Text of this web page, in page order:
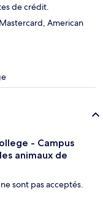
de crédit.
American
- Campus
animaux de
sont pas acceptés.